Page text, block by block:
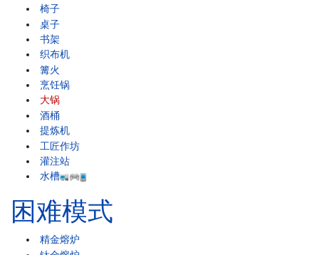
椅子
桌子
书架
织布机
篝火
烹饪锅
大锅
酒桶
提炼机
工匠作坊
灌注站
水槽
困难模式
精金熔炉